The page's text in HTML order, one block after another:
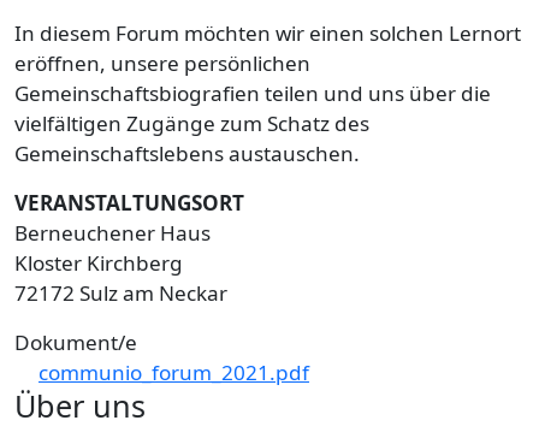
In diesem Forum möchten wir einen solchen Lernort
eröffnen, unsere persönlichen
Gemeinschaftsbiografien teilen und uns über die
vielfältigen Zugänge zum Schatz des
Gemeinschaftslebens austauschen.
VERANSTALTUNGSORT
Berneuchener Haus
Kloster Kirchberg
72172 Sulz am Neckar
Dokument/e
communio_forum_2021.pdf
Über uns